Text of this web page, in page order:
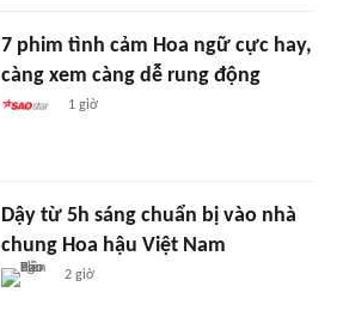
7 phim tình cảm Hoa ngữ cực hay,
càng xem càng dễ rung động
1 giờ
Dậy từ 5h sáng chuẩn bị vào nhà
chung Hoa hậu Việt Nam
2 giờ